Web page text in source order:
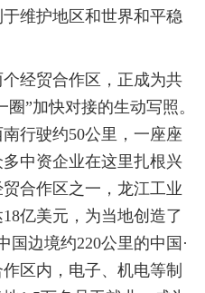
维护地区和世界和平稳
经贸合作区，正成为共
”加快对接的生动写照。
行驶约50公里，一座座
中资企业在这里扎根兴
合作区之一，龙江工业
亿美元，为当地创造了
国边境约220公里的中国·
区内，电子、机电等制